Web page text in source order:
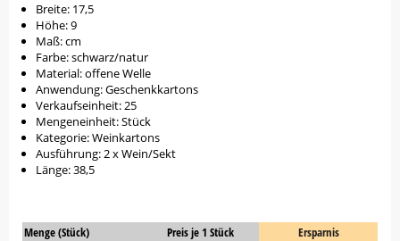
Breite: 17,5
Höhe: 9
Maß: cm
Farbe: schwarz/natur
Material: offene Welle
Anwendung: Geschenkkartons
Verkaufseinheit: 25
Mengeneinheit: Stück
Kategorie: Weinkartons
Ausführung: 2 x Wein/Sekt
Länge: 38,5
Menge (Stück) Preis je 1 Stück
Ersparnis